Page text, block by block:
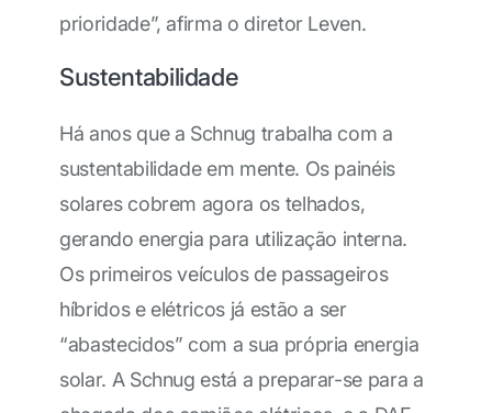
prioridade”, afirma o diretor Leven.
Sustentabilidade
Há anos que a Schnug trabalha com a
sustentabilidade em mente. Os painéis
solares cobrem agora os telhados,
gerando energia para utilização interna.
Os primeiros veículos de passageiros
híbridos e elétricos já estão a ser
“abastecidos” com a sua própria energia
solar. A Schnug está a preparar-se para a